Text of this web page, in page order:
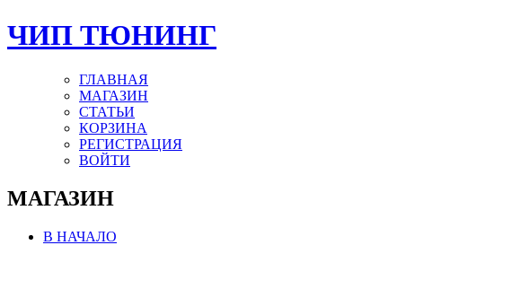
ЧИП ТЮНИНГ
ГЛАВНАЯ
МАГАЗИН
СТАТЬИ
КОРЗИНА
РЕГИСТРАЦИЯ
ВОЙТИ
МАГАЗИН
В НАЧАЛО